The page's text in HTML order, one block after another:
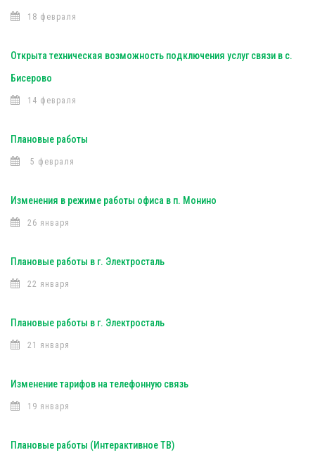
18 февраля
Открыта техническая возможность подключения услуг связи в с.
Бисерово
14 февраля
Плановые работы
5 февраля
Изменения в режиме работы офиса в п. Монино
26 января
Плановые работы в г. Электросталь
22 января
Плановые работы в г. Электросталь
21 января
Изменение тарифов на телефонную связь
19 января
Плановые работы (Интерактивное ТВ)